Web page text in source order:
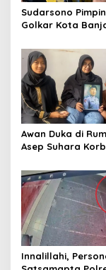
Sudarsono Pimpin
Golkar Kota
Muttaqien
Awan Duka di
Asep Suhara
Polisi Segera
Pelaku
Innalillahi,